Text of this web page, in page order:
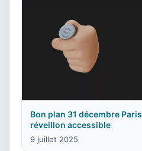
Bon plan 31 décembre
réveillon accessible
9 juillet 2025